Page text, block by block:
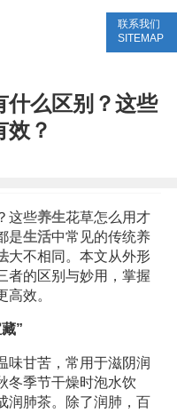
联系我们
SITEMAP
什么区别？这些
效？
这些养生花草怎么用才
是生活中常见的传统养
大不相同。本文从外形
者的区别与妙用，掌握
效。
”
味甘苦，常用于滋阴润
冬季节干燥时泡水饮
润肺茶。除了润肺，百